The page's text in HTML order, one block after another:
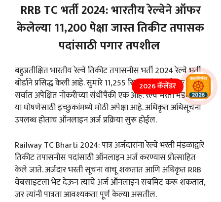
RRB TC भर्ती 2024: भारतीय रेल्वेने ऑफर
केलेल्या 11,200 पेक्षा जास्त तिकीट तपासक
पदांसाठी पगार तपशील
बहुप्रतीक्षित भारतीय रेल्वे तिकीट तपासनीस भर्ती 2024 रेल्वे भर्ती
बोर्डाने प्रसिद्ध केली आहे. सुमारे 11,255 रिक्त पदांसह, ही भारतातील
सर्वात अपेक्षित नोकरीच्या संधींपैकी एक आहे. रेल्वे भरती मंडळाच्या
या घोषणेसाठी इच्छुकांमध्ये मोठी अपेक्षा आहे. अधिकृत अधिसूचना
उपलब्ध होताच ऑनलाइन अर्ज प्रक्रिया सुरू होईल.
Railway TC Bharti 2024: पात्र अर्जदारांना रेल्वे भरती मंडळाद्वारे
तिकीट तपासनीस पदांसाठी ऑनलाइन अर्ज करण्यास प्रोत्साहित
केले जाते. अर्जदार भरती सूचना वाचू शकतात आणि अधिकृत RRB
वेबसाइटला भेट देऊन त्यांचे अर्ज ऑनलाइन सबमिट करू शकतात,
जर त्यांनी पात्रता आवश्यकता पूर्ण केल्या असतील.
2026 कॅलेंडर